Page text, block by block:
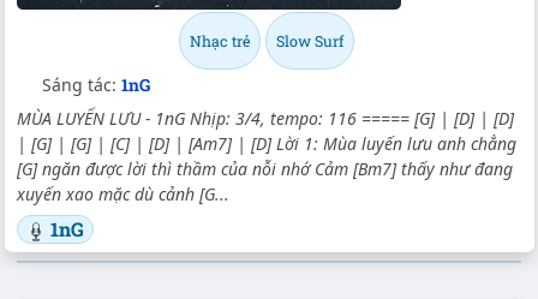
Nhạc trẻ Slow Surf
Sáng tác: 1nG
MÙA LUYẾN LƯU - 1nG Nhịp: 3/4, tempo: 116 ===== [G] | [D] | [D]
| [G] | [G] | [C] | [D] | [Am7] | [D] Lời 1: Mùa luyến lưu anh chẳng
[G] ngăn được lời thì thầm của nỗi nhớ Cảm [Bm7] thấy như đang
xuyến xao mặc dù cảnh [G...
1nG